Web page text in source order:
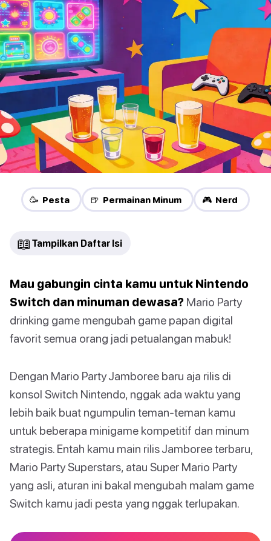
🥳 Pesta 🍺 Permainan Minum 🎮 Nerd
📖 Tampilkan Daftar Isi
Mau gabungin cinta kamu untuk Nintendo
Switch dan minuman dewasa? Mario Party
drinking game mengubah game papan digital
favorit semua orang jadi petualangan mabuk!
Dengan Mario Party Jamboree baru aja rilis di
konsol Switch Nintendo, nggak ada waktu yang
lebih baik buat ngumpulin teman-teman kamu
untuk beberapa minigame kompetitif dan minum
strategis. Entah kamu main rilis Jamboree terbaru,
Mario Party Superstars, atau Super Mario Party
yang asli, aturan ini bakal mengubah malam game
Switch kamu jadi pesta yang nggak terlupakan.